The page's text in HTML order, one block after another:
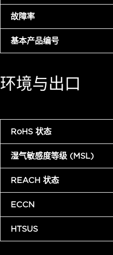
故障率
基本产品编号
环境与出口
RoHS 状态
湿气敏感度等级 (MSL)
REACH 状态
ECCN
HTSUS